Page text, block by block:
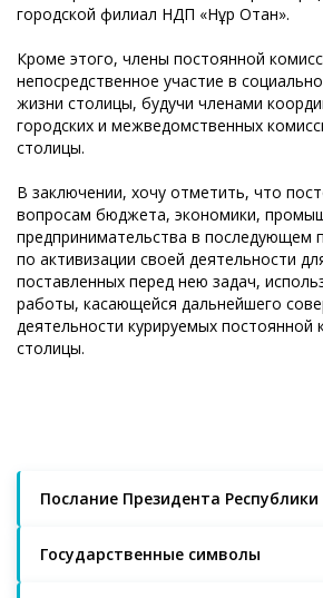
Послание Президента Республики
Государственные символы
городской филиал НДП «Нұр Отан».
Кроме этого, члены постоянной
непосредственное участие в
жизни столицы, будучи членами
городских и межведомственных
столицы.
В заключении, хочу отметить, что
вопросам бюджета, экономики,
предпринимательства в последующем
по активизации своей деятельности
поставленных перед нею задач,
работы, касающейся дальнейшего
деятельности курируемых постоянной
столицы.